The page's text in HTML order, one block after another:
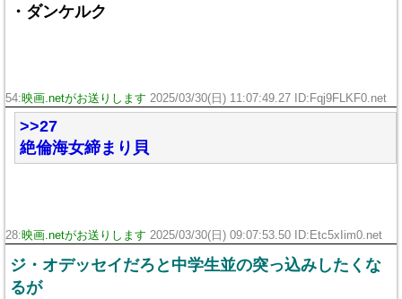
・ダンケルク
54:映画.netがお送りします 2025/03/30(日) 11:07:49.27 ID:Fqj9FLKF0.net
>>27
絶倫海女締まり貝
28:映画.netがお送りします 2025/03/30(日) 09:07:53.50 ID:Etc5xIim0.net
ジ・オデッセイだろと中学生並の突っ込みしたくな
るが